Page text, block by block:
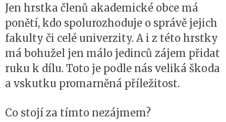
Jen hrstka členů akademické obce má
ponětí, kdo spolurozhoduje o správě jejich
fakulty či celé univerzity. A i z této hrstky
má bohužel jen málo jedinců zájem přidat
ruku k dílu. Toto je podle nás veliká škoda
a vskutku promarněná příležitost.
Co stojí za tímto nezájmem?